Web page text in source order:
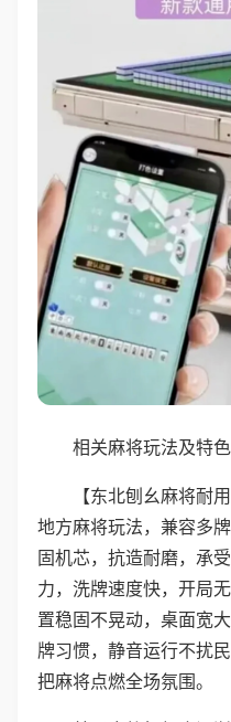
相关麻将玩法及特
【东北刨幺麻将耐
地方麻将玩法，兼容多
固机芯，抗造耐磨，承
力，洗牌速度快，开局
置稳固不晃动，桌面宽
牌习惯，静音运行不扰
把麻将点燃全场氛围。